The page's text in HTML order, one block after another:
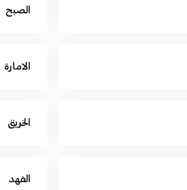
الصبح
الامارة
الخريق
الفهد